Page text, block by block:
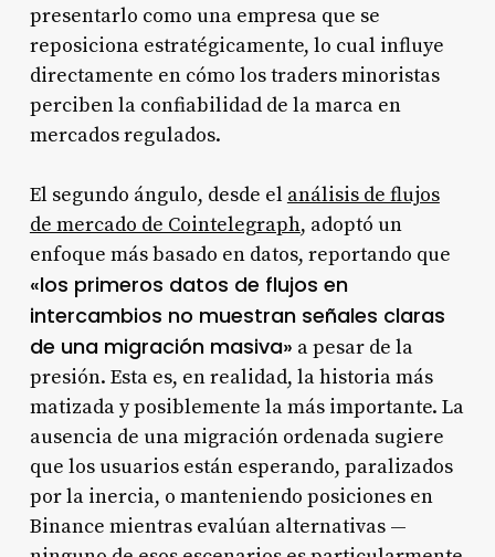
presentarlo como una empresa que se
reposiciona estratégicamente, lo cual influye
directamente en cómo los traders minoristas
perciben la confiabilidad de la marca en
mercados regulados.
El segundo ángulo, desde el análisis de flujos
de mercado de Cointelegraph, adoptó un
enfoque más basado en datos, reportando que
«los primeros datos de flujos en
intercambios no muestran señales claras
de una migración masiva» a pesar de la
presión. Esta es, en realidad, la historia más
matizada y posiblemente la más importante. La
ausencia de una migración ordenada sugiere
que los usuarios están esperando, paralizados
por la inercia, o manteniendo posiciones en
Binance mientras evalúan alternativas —